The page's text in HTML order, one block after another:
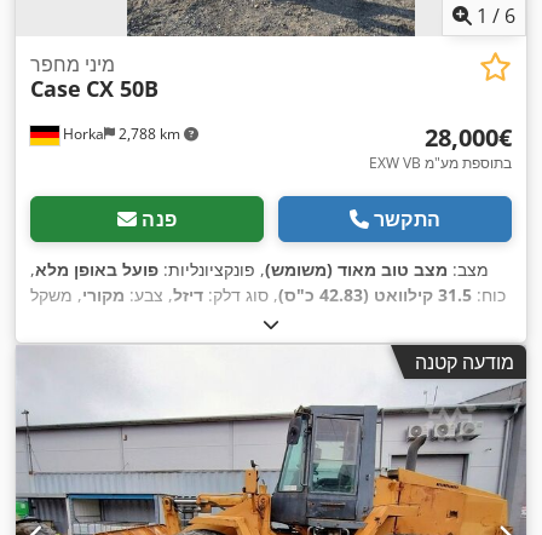
1 / 6
Horka 2,788 km
מיני מחפר
Case CX 50B
‏28,000 ‏€
EXW VB בתוספת מע"מ
פנה התקשר
מצב: מצב טוב מאוד (משומש), פונקציונליות: פועל באופן מלא,
כוח: 31.5 קילוואט (42.83 כ"ס) , סוג דלק: דיזל, צבע: מקורי, משקל
, מצב השרשרת:
עבודה:4,490 h , ציוד:תא נהג ,
מודעה קטנה